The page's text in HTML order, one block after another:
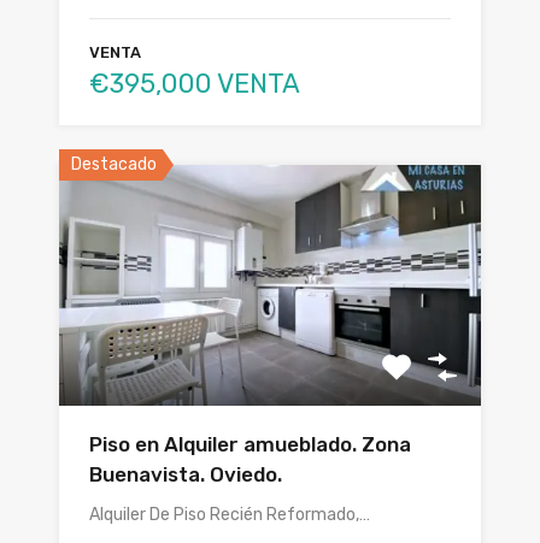
VENTA
€395,000 VENTA
Destacado
Piso en Alquiler amueblado. Zona
Buenavista. Oviedo.
Alquiler De Piso Recién Reformado,…